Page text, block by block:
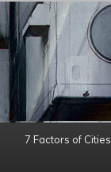
7 Factors of Cities